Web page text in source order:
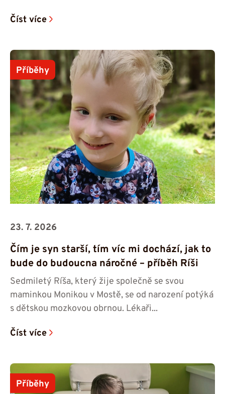
Číst více
Příběhy
23. 7. 2026
Čím je syn starší, tím víc mi dochází, jak to
bude do budoucna náročné – příběh Ríši
Sedmiletý Ríša, který žije společně se svou
maminkou Monikou v Mostě, se od narození potýká
s dětskou mozkovou obrnou. Lékaři...
Číst více
Příběhy